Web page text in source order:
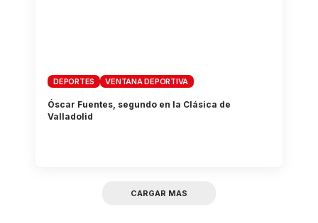
DEPORTES VENTANA DEPORTIVA
Óscar Fuentes, segundo en la Clásica de
Valladolid
CARGAR MAS